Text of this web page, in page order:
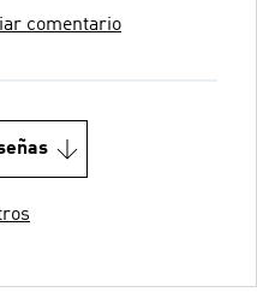
comentario